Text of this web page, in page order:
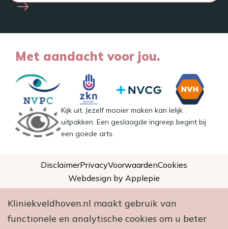
Met aandacht voor jou.
Kijk uit. Jezelf mooier maken kan lelijk
uitpakken. Een geslaagde ingreep begint bij
een goede arts.
DisclaimerPrivacyVoorwaardenCookies
Webdesign by Applepie
Kliniekveldhoven.nl maakt gebruik van
functionele en analytische cookies om u beter